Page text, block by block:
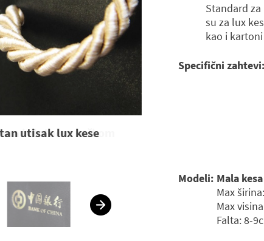
utisak lux kese
Standard
su za lux
kao i
Specifični zahtevi:
Modeli: Mala
Max
Max
Falta: 8-